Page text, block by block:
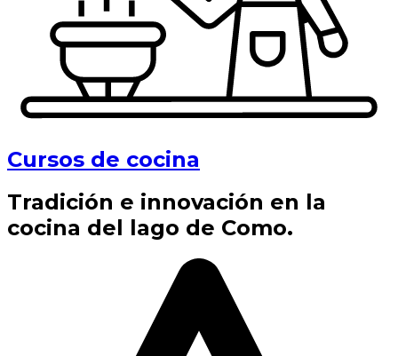
Cursos de cocina
Tradición e innovación en la
cocina del lago de Como.